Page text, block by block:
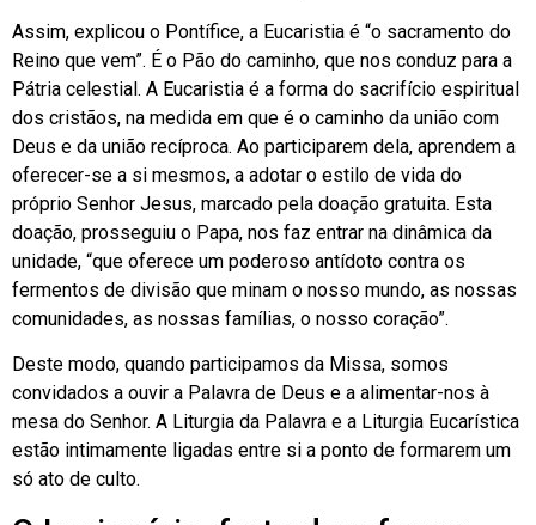
Assim, explicou o Pontífice, a Eucaristia é “o sacramento do
Reino que vem”. É o Pão do caminho, que nos conduz para a
Pátria celestial. A Eucaristia é a forma do sacrifício espiritual
dos cristãos, na medida em que é o caminho da união com
Deus e da união recíproca. Ao participarem dela, aprendem a
oferecer-se a si mesmos, a adotar o estilo de vida do
próprio Senhor Jesus, marcado pela doação gratuita. Esta
doação, prosseguiu o Papa, nos faz entrar na dinâmica da
unidade, “que oferece um poderoso antídoto contra os
fermentos de divisão que minam o nosso mundo, as nossas
comunidades, as nossas famílias, o nosso coração”.
Deste modo, quando participamos da Missa, somos
convidados a ouvir a Palavra de Deus e a alimentar-nos à
mesa do Senhor. A Liturgia da Palavra e a Liturgia Eucarística
estão intimamente ligadas entre si a ponto de formarem um
só ato de culto.